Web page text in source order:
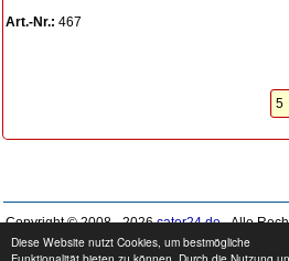
Diese Website nutzt Cookies, um bestmögliche
Art.-Nr.: 467
Copyright © 2008 - 2026cater24.de- Alle